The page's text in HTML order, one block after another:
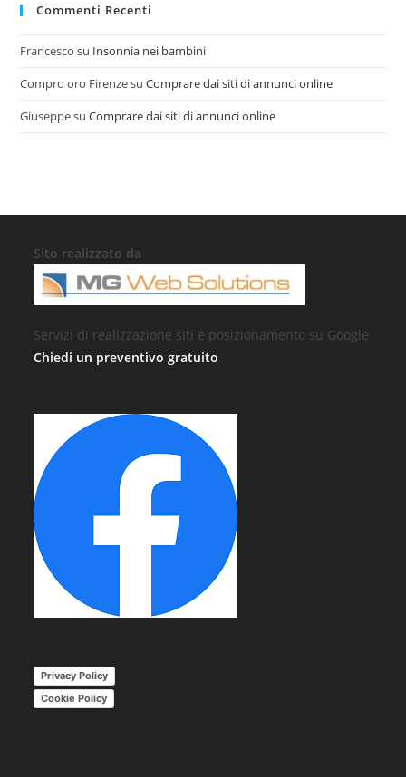
Commenti Recenti
Francesco su Insonnia nei bambini
Compro oro FirenzesuComprare dai siti di annunci online
GiuseppesuComprare dai siti di annunci online
Sito realizzato da
Servizi di realizzazione siti e posizionamento su Google
Chiedi un preventivo gratuito
Privacy Policy
Cookie Policy